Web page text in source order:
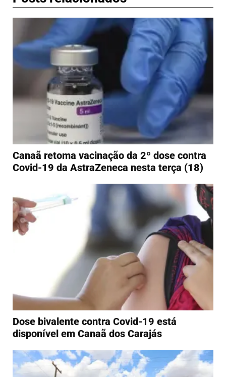
Canaã retoma vacinação da 2º dose contra
Covid-19 da AstraZeneca nesta terça (18)
Dose bivalente contra Covid-19 está
disponível em Canaã dos Carajás